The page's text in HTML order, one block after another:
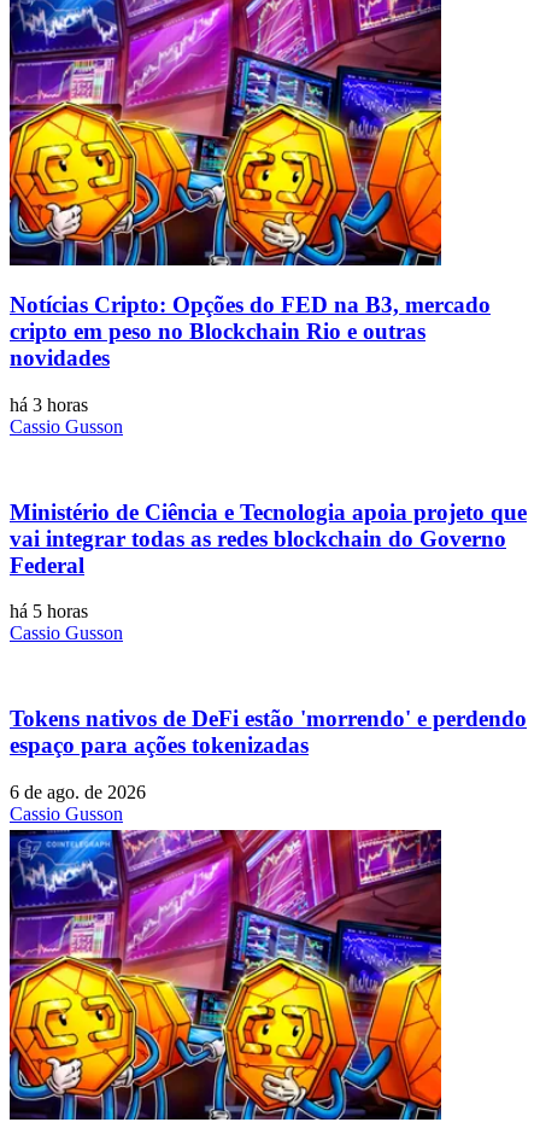
Notícias Cripto: Opções do FED na B3, mercado
cripto em peso no Blockchain Rio e outras
novidades
há 3 horas
Cassio Gusson
Ministério de Ciência e Tecnologia apoia projeto que
vai integrar todas as redes blockchain do Governo
Federal
há 5 horas
Cassio Gusson
Tokens nativos de DeFi estão 'morrendo' e perdendo
espaço para ações tokenizadas
6 de ago. de 2026
Cassio Gusson